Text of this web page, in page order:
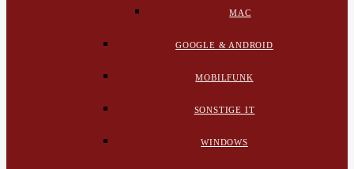
MAC
GOOGLE & ANDROID
MOBILFUNK
SONSTIGE IT
WINDOWS